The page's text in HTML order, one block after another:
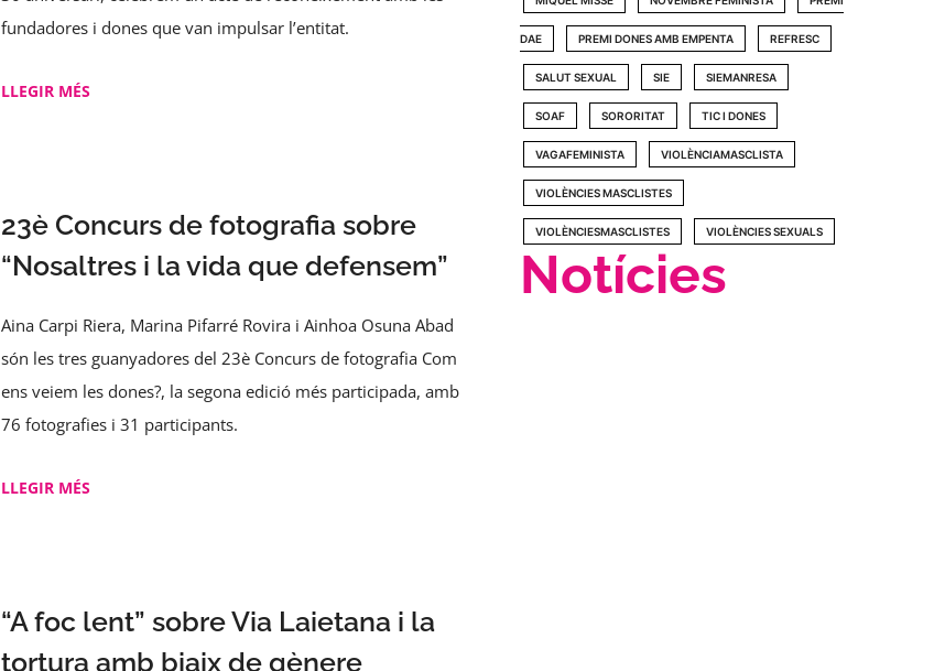
fundadores i dones que van impulsar l’entitat.
LLEGIR MÉS
23è Concurs de fotografia sobre
“Nosaltres i la vida que defensem”
Aina Carpi Riera, Marina Pifarré Rovira i Ainhoa Osuna Abad
són les tres guanyadores del 23è Concurs de fotografia Com
ens veiem les dones?, la segona edició més participada, amb
76 fotografies i 31 participants.
LLEGIR MÉS
“A foc lent” sobre Via Laietana i la
tortura amb biaix de gènere
DAE PREMI DONES AMB EMPENTA REFRESC
SALUT SEXUAL SIE SIEMANRESA
SOAF SORORITAT TIC I DONES
VAGAFEMINISTA VIOLÈNCIAMASCLISTA
VIOLÈNCIES MASCLISTES
VIOLÈNCIESMASCLISTES VIOLÈNCIES SEXUALS
Notícies